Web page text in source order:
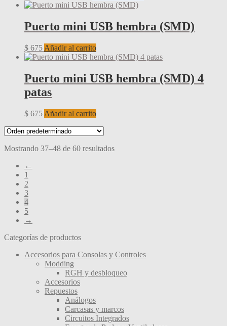
precio
era:
$ 675.
precio
es:
$ 221.
Puerto mini USB hembra (SMD)
$ 675 Añadir al carrito
Puerto mini USB hembra (SMD) 4
patas
$ 675 Añadir al carrito
Mostrando 37–48 de 60 resultados
←
1
2
3
4
5
→
Categorías de productos
Accesorios para Consolas y Controles
Modding
RGH y desbloqueo
Accesorios
Repuestos
Análogos
Carcasas y marcos
Circuitos Integrados